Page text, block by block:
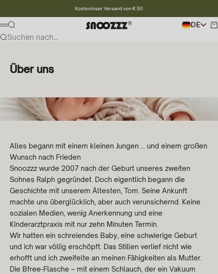
Kostenloser Versand von € 50
Snoozzz webshop
Speisekarte
Zum Suchen DE
Suchen nach...
Über uns
Alles begann mit einem kleinen Jungen … und einem großen
Wunsch nach Frieden
Snoozzz wurde 2007 nach der Geburt unseres zweiten
Sohnes Ralph gegründet. Doch eigentlich begann die
Geschichte mit unserem Ältesten, Tom. Seine Ankunft
machte uns überglücklich, aber auch verunsichernd. Keine
sozialen Medien, wenig Anerkennung und eine
Kinderarztpraxis mit nur zehn Minuten Termin.
Wir hatten ein schreiendes Baby, eine schwierige Geburt
und ich war völlig erschöpft. Das Stillen verlief nicht wie
erhofft und ich zweifelte an meinen Fähigkeiten als Mutter.
Die Bfree-Flasche – mit einem Schlauch, der ein Vakuum